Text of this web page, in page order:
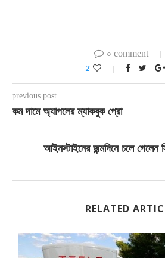
০ comment
2
previous post
কম দামে অ্যাপলের ম্যাকবুক প্রো
আইনস্টাইনের জন্মদিনে চলে গেলেন
RELATED